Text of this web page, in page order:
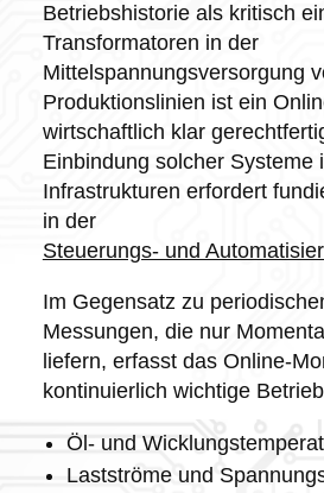
Betriebshistorie als kritisch
Transformatoren in der
Mittelspannungsversorgung
Produktionslinien ist ein
wirtschaftlich klar
Einbindung solcher Systeme
Infrastrukturen erfordert
in der
Steuerungs- und
Im Gegensatz zu
Messungen, die nur
liefern, erfasst das Online-
kontinuierlich wichtige
Öl- und
Lastströme und